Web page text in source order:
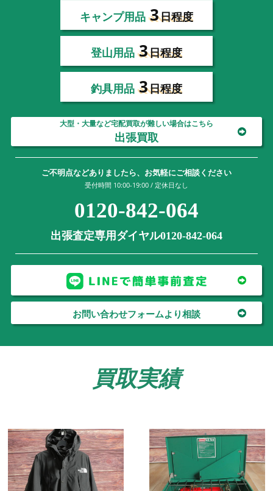
キャンプ用品 3日程度
登山用品 3日程度
釣具用品 3日程度
大型・大量など宅配買取が難しい場合はこちら
出張買取
ご不明点などありましたら、お気軽にご相談ください
受付時間 10:00-19:00 / 定休日なし
0120-842-064
出張査定専用ダイヤル0120-842-064
お問い合わせフォームより相談
買取実績